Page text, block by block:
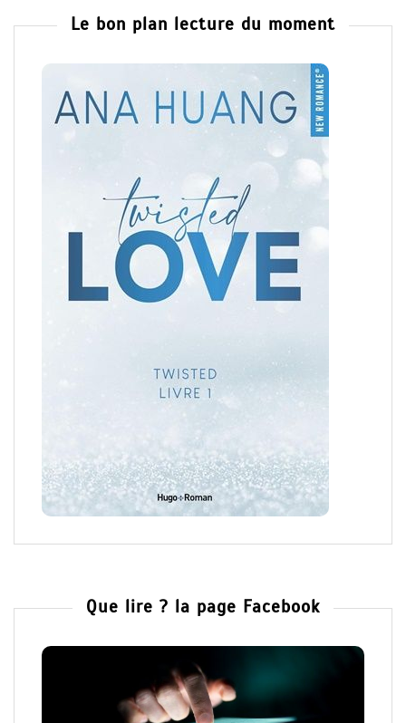
Le bon plan lecture du moment
Que lire ? la page Facebook